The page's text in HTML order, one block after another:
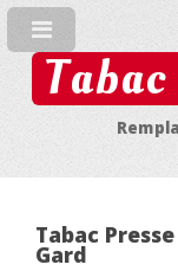
Tabac
Gard